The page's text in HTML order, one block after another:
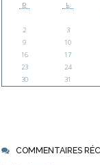
D L
2
3
9
10
16
17
23
24
30
31
COMMENTAIRES